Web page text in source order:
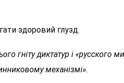
здоровий глузд.
гніту диктатур і «русского
механізмі».